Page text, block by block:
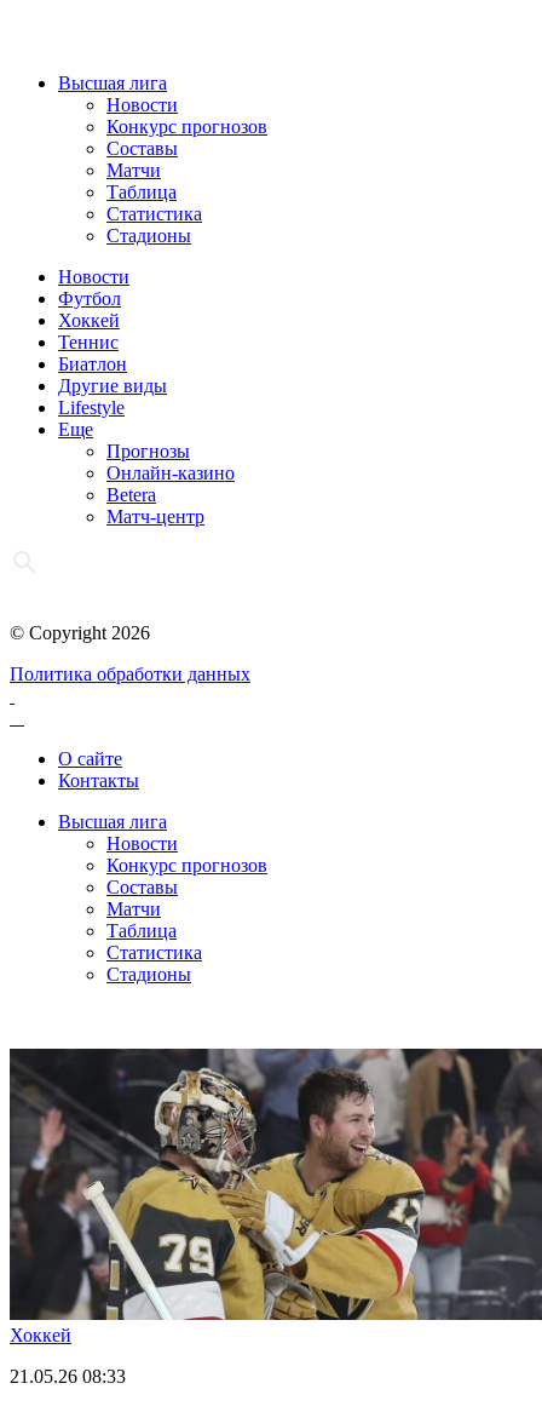
Высшая лига
Новости
Конкурс прогнозов
Составы
Матчи
Таблица
Статистика
Стадионы
Новости
Футбол
Хоккей
Теннис
Биатлон
Другие виды
Lifestyle
Еще
Прогнозы
Онлайн-казино
Betera
Матч-центр
© Copyright 2026
Политика обработки данных
О сайте
Контакты
Высшая лига
Новости
Конкурс прогнозов
Составы
Матчи
Таблица
Статистика
Стадионы
Хоккей
21.05.26 08:33